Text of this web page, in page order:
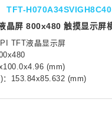
TFT-H070A34SVIGH8C40
TFT液晶显示屏
(mm)
153.84x85.632 (mm)